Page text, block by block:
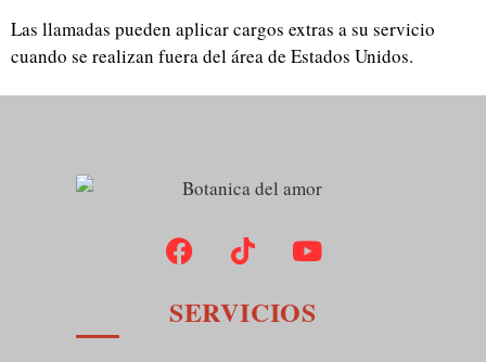
Las llamadas pueden aplicar cargos extras a su servicio
cuando se realizan fuera del área de Estados Unidos.
SERVICIOS